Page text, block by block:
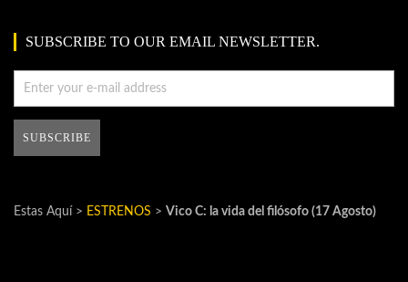
SUBSCRIBE TO OUR EMAIL NEWSLETTER.
Estas Aquí > ESTRENOS > Vico C: la vida del filósofo (17 Agosto)